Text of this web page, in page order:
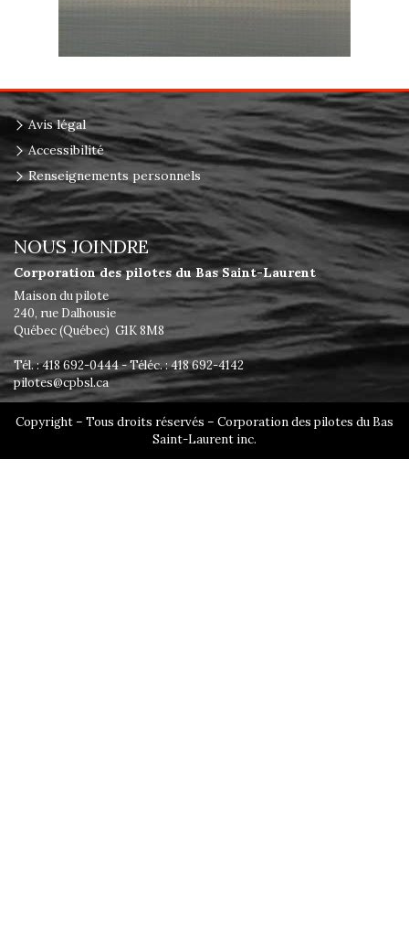
Avis légal
Accessibilité
Renseignements personnels
NOUS JOINDRE
Corporation des pilotes du Bas Saint-Laurent
Maison du pilote
240, rue Dalhousie
Québec (Québec) G1K 8M8
Tél. : 418 692-0444 - Téléc. : 418 692-4142
pilotes@cpbsl.ca
Copyright – Tous droits réservés – Corporation des pilotes du Bas
Saint-Laurent inc.